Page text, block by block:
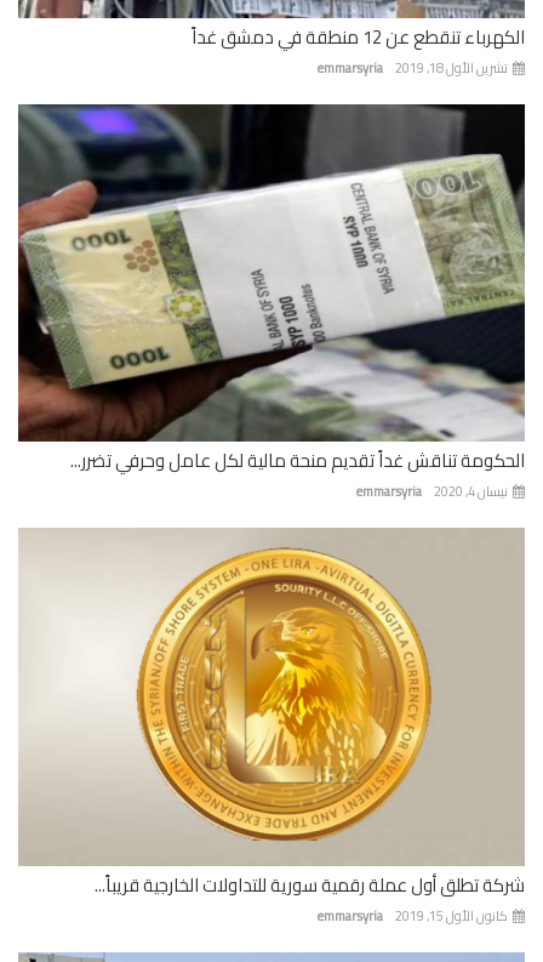
تنقطع عن 12 منطقة في دمشق غداً
emmarsyria الأول 18, 2019
تناقش غداً تقديم منحة مالية لكل عامل وحرفي تضرر...
emmarsyria 4, 2020
تطلق أول عملة رقمية سورية للتداولات الخارجية قريباً...
emmarsyria الأول 15, 2019